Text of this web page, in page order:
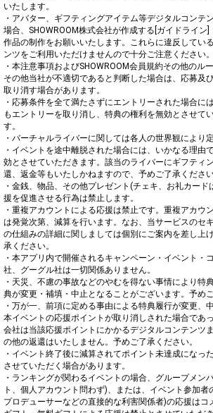
いたします。
・アバター、ギフティングアイテム等デジタルコンテ
場合、SHOWROOM株式会社が作成する[ガイドライン
作品の制作をお願いいたします。これらに違反してい
ンツをご利用いただけませんので十分ご注意ください。
・本注意事項およびSHOWROOM会員規約その他のル
その他当社が不適切であると判断した場合は、応募及
取り消す場合があります。
・応募条件を全て満たさずにエントリーされた場合に
もエントリーを取り消し、特典の権利を無効とさせて
す。
・バーチャルライバーに関しては各人の世界観により
・イベントを途中離脱された場合には、いかなる理由
効とさせていただきます。該当のライバーにギフティ
還、返金等もいたしかねますので、予めご了承ください
・金銭、物品、その他プレゼント(チェキ、お礼カー
援を促進させる行為は禁止します。
・重複アカウントによる応援は禁止です。重複アカウ
は発覚次第、減算を行います。なお、当サービスのセ
の仕組みの詳細に関しましては個別にご案内を差し上
承ください。
・本アプリ内で開催されるキャンペーン・イベント・
社、グーグル社は一切関係ありません。
・天災、不慮の事故などのやむを得ない事情により特
典が変更・補填・中止となることがございます。予め
・万が一、前項に定める事由による特典履行が変更、
本イベントの応援ポイントが取り消しされた場合であ
会社は当該応援ポイントにかかるデジタルコンテンツ
の他の返還はいたしません。予めご了承ください。
・イベント終了後に減算されてポイント未達成になっ
させていただく場合があります。
・ランキングが関わるイベントの場合、グループメン
ト、個人アカウント問わず)、または、イベント参加者
プロデューサーなどの直接的な利害関係者)の応援はコ